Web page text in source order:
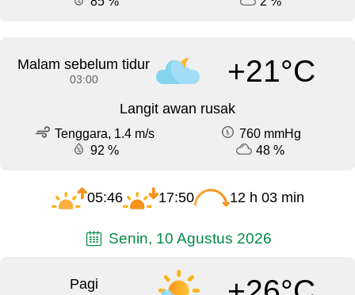
Malam sebelum tidur
03:00 +21°C
Langit awan rusak
Tenggara, 1.4 m/s
760 mmHg
92 %
48 %
05:46 17:50 12 h 03 min
Senin, 10 Agustus 2026
Pagi